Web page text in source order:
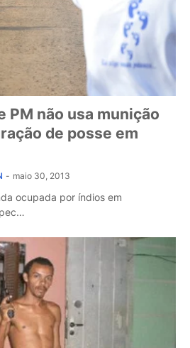
PM não usa munição
de posse em
- maio 30, 2013
ocupada por índios em